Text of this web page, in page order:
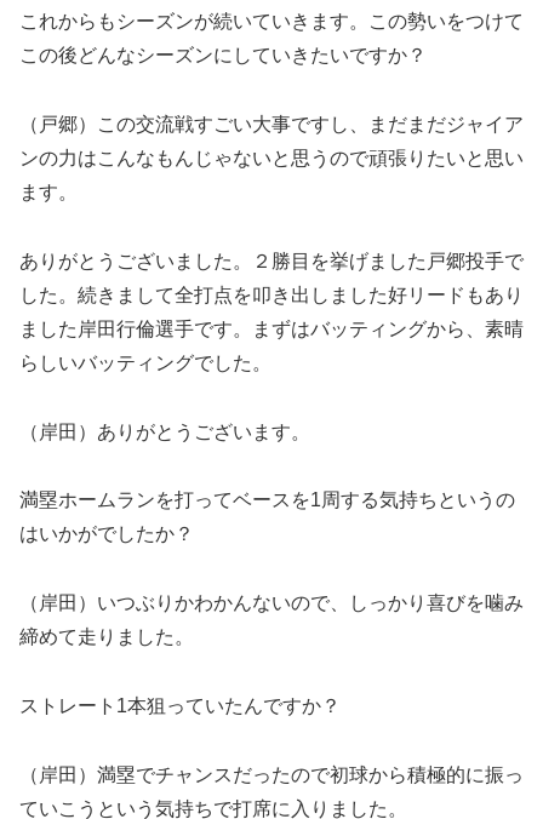
これからもシーズンが続いていきます。この勢いをつけて
この後どんなシーズンにしていきたいですか？
（戸郷）この交流戦すごい大事ですし、まだまだジャイア
ンの力はこんなもんじゃないと思うので頑張りたいと思い
ます。
ありがとうございました。２勝目を挙げました戸郷投手で
した。続きまして全打点を叩き出しました好リードもあり
ました岸田行倫選手です。まずはバッティングから、素晴
らしいバッティングでした。
（岸田）ありがとうございます。
満塁ホームランを打ってベースを1周する気持ちというの
はいかがでしたか？
（岸田）いつぶりかわかんないので、しっかり喜びを噛み
締めて走りました。
ストレート1本狙っていたんですか？
（岸田）満塁でチャンスだったので初球から積極的に振っ
ていこうという気持ちで打席に入りました。